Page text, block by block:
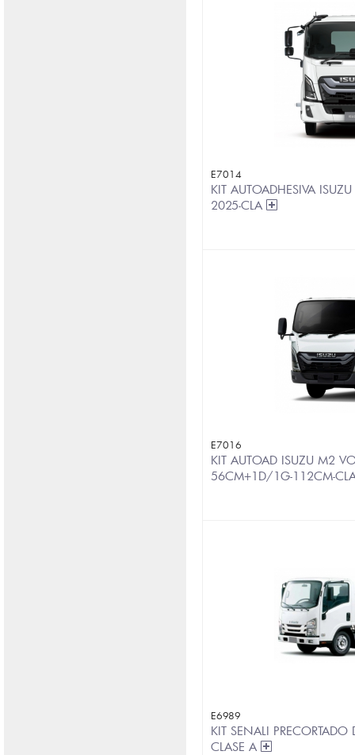
E7014
KIT AUTOADHESIVA
2025-CLA
E7016
KIT AUTOAD ISUZU M2
56CM+1D/1G-112CM-
E6989
KIT SENALI
CLASE A